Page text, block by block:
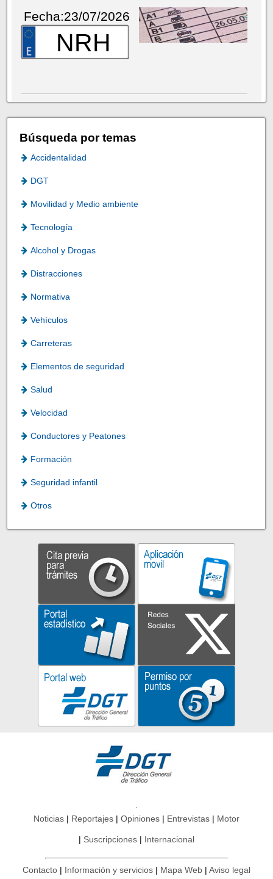
Fecha:23/07/2026
NRH
Búsqueda por temas
Accidentalidad
DGT
Movilidad y Medio ambiente
Tecnología
Alcohol y Drogas
Distracciones
Normativa
Vehículos
Carreteras
Elementos de seguridad
Salud
Velocidad
Conductores y Peatones
Formación
Seguridad infantil
Otros
Noticias Reportajes Opiniones Entrevistas Motor
Suscripciones Internacional
Contacto Información y servicios Mapa Web Aviso legal